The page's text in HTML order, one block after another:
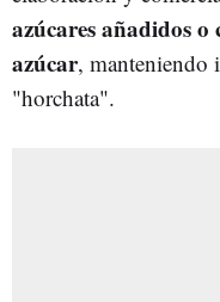
azúcares añadidos
azúcar, manteniendo
"horchata".